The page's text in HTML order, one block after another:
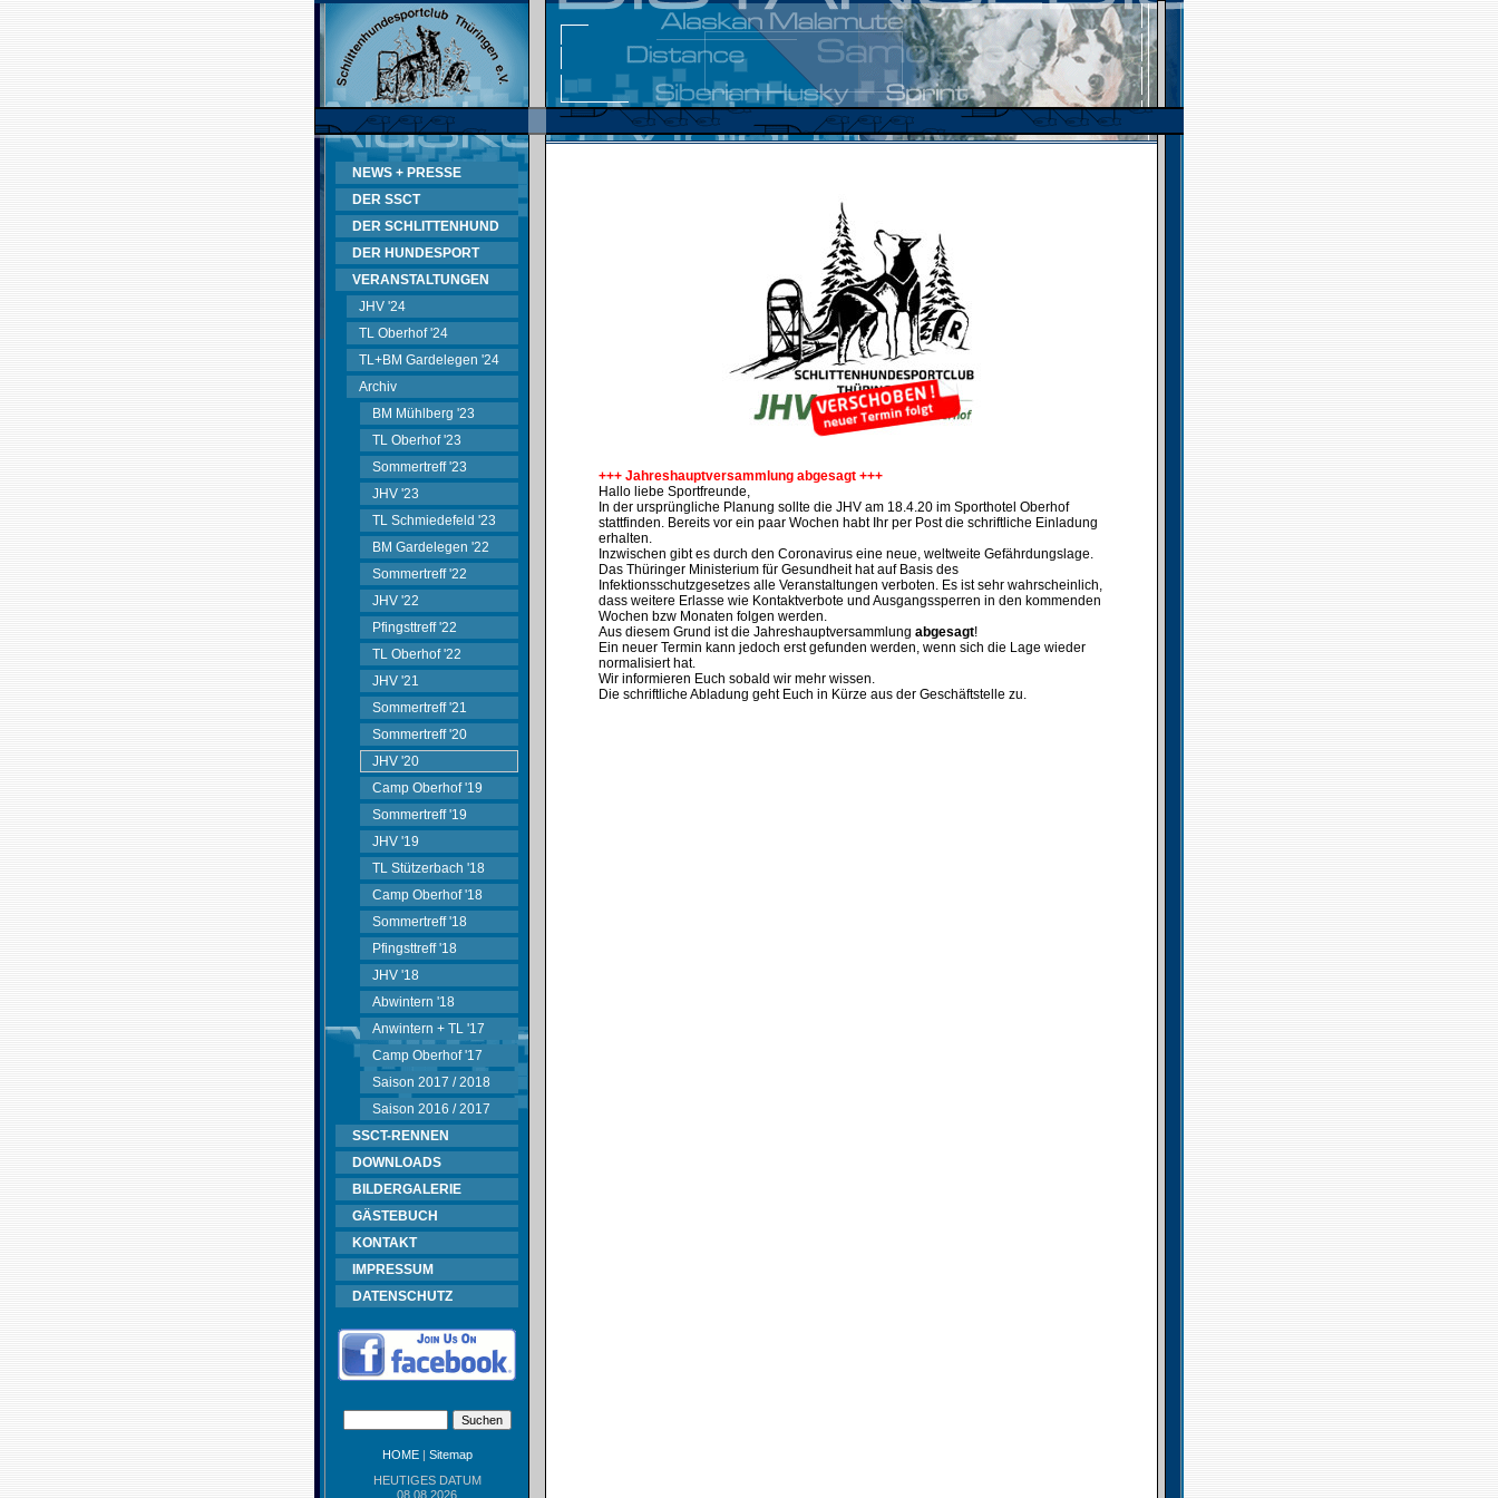
NEWS + PRESSE
DER SSCT
DER SCHLITTENHUND
DER HUNDESPORT
VERANSTALTUNGEN
JHV '24
TL Oberhof '24
TL+BM Gardelegen '24
Archiv
BM Mühlberg '23
TL Oberhof '23
Sommertreff '23
JHV '23
TL Schmiedefeld '23
BM Gardelegen '22
Sommertreff '22
JHV '22
Pfingsttreff '22
TL Oberhof '22
JHV '21
Sommertreff '21
Sommertreff '20
JHV '20
Camp Oberhof '19
Sommertreff '19
JHV '19
TL Stützerbach '18
Camp Oberhof '18
Sommertreff '18
Pfingsttreff '18
JHV '18
Abwintern '18
Anwintern + TL '17
Camp Oberhof '17
Saison 2017 / 2018
Saison 2016 / 2017
SSCT-RENNEN
DOWNLOADS
BILDERGALERIE
GÄSTEBUCH
KONTAKT
IMPRESSUM
DATENSCHUTZ
HOME| Sitemap
HEUTIGES DATUM
08.08.2026
+++ Jahreshauptversammlung abgesagt +++
Hallo liebe Sportfreunde,
In der ursprüngliche Planung sollte die JHV am 18.4.20 im Sporthotel Oberhof
stattfinden. Bereits vor ein paar Wochen habt Ihr per Post die schriftliche Einladung
erhalten.
Inzwischen gibt es durch den Coronavirus eine neue, weltweite Gefährdungslage.
Das Thüringer Ministerium für Gesundheit hat auf Basis des
Infektionsschutzgesetzes alle Veranstaltungen verboten. Es ist sehr wahrscheinlich,
dass weitere Erlasse wie Kontaktverbote und Ausgangssperren in den kommenden
Wochen bzw Monaten folgen werden.
Aus diesem Grund ist die Jahreshauptversammlungabgesagt!
Ein neuer Termin kann jedoch erst gefunden werden, wenn sich die Lage wieder
normalisiert hat.
Wir informieren Euch sobald wir mehr wissen.
Die schriftliche Abladung geht Euch in Kürze aus der Geschäftstelle zu.